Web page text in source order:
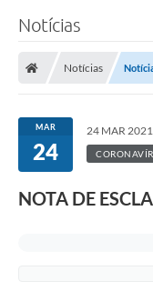
Notícias
Notícias
MAR
24
24 MAR 2021
NOTA DE